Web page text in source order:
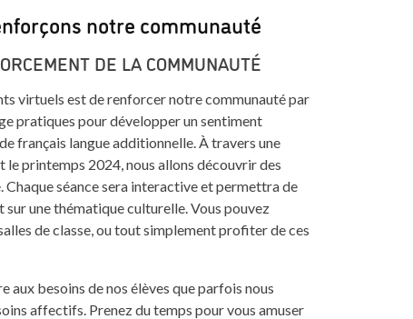
notre communauté
DE LA COMMUNAUTÉ
virtuels est de renforcer notre communauté par
pratiques pour développer un sentiment
français langue additionnelle. À travers une
le printemps 2024, nous allons découvrir des
séance sera interactive et permettra de
une thématique culturelle. Vous pouvez
de classe, ou tout simplement profiter de ces
besoins de nos élèves que parfois nous
affectifs. Prenez du temps pour vous amuser